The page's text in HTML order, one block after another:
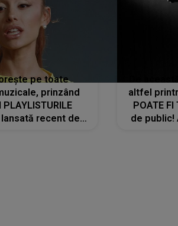
pe toate
prinzând
recent de
altfel
POATE FI
de public!